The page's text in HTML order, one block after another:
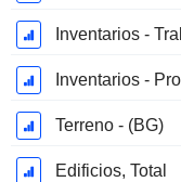
Inventarios -
Inventarios -
Terreno - (BG)
Edificios, Total